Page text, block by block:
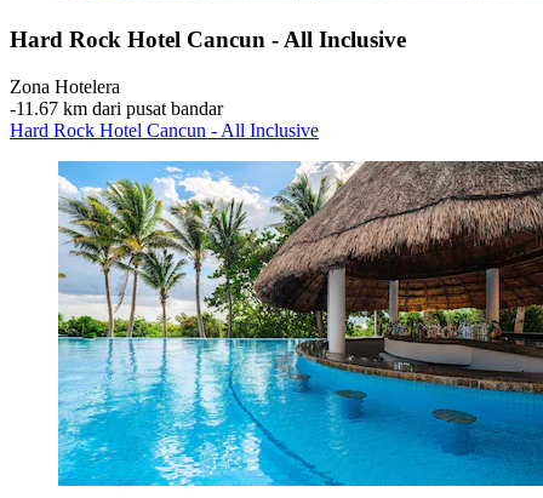
Hard Rock Hotel Cancun - All Inclusive
Zona Hotelera
‐11.67 km dari pusat bandar
Hard Rock Hotel Cancun - All Inclusive